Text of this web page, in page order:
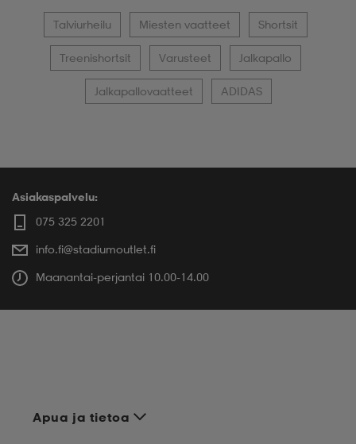
Talviurheilu Miesten vaatteet Shortsit
Treenishortsit Varusteet Jalkapallo
Jalkapallovaatteet ADIDAS
Asiakaspalvelu:
075 325 2201
info.fi@stadiumoutlet.fi
Maanantai-perjantai 10.00-14.00
Apua ja tietoa